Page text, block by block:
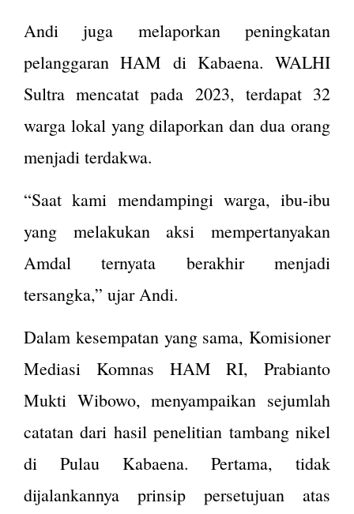
Andi juga melaporkan peningkatan
pelanggaran HAM di Kabaena. WALHI
Sultra mencatat pada 2023, terdapat 32
warga lokal yang dilaporkan dan dua orang
menjadi terdakwa.
“Saat kami mendampingi warga, ibu-ibu
yang melakukan aksi mempertanyakan
Amdal ternyata berakhir menjadi
tersangka,” ujar Andi.
Dalam kesempatan yang sama, Komisioner
Mediasi Komnas HAM RI, Prabianto
Mukti Wibowo, menyampaikan sejumlah
catatan dari hasil penelitian tambang nikel
di Pulau Kabaena. Pertama, tidak
dijalankannya prinsip persetujuan atas